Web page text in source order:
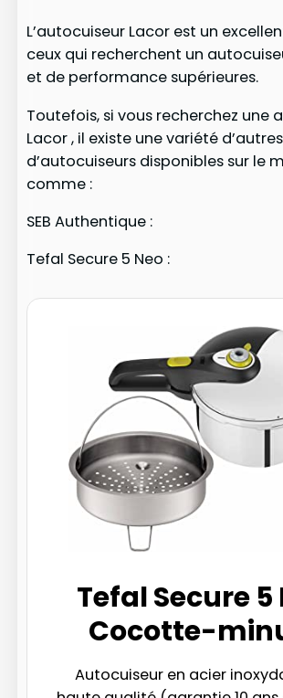
L’autocuiseur Lacor est un
ceux qui recherchent un
et de performance supérieures.
Toutefois, si vous recherchez une
Lacor , il existe une variété
d’autocuiseurs disponibles sur le
comme :
SEB Authentique :
Tefal Secure 5 Neo :
Tefal Secure 5
Cocotte-
Autocuiseur en acier